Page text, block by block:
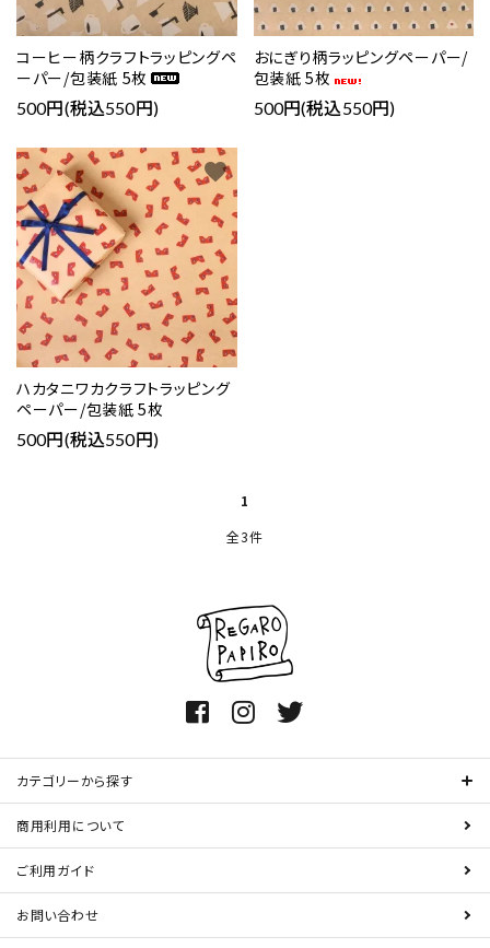
コーヒー柄クラフトラッピングペ
ーパー/包装紙 5枚
500円(税込550円)
おにぎり柄ラッピングペーパー/
包装紙 5枚
500円(税込550円)
ハカタニワカクラフトラッピング
ペーパー/包装紙 5枚
500円(税込550円)
favorite
1
全3件
キーワード
カテゴリー
検索する
カテゴリーから探す
商用利用について
ご利用ガイド
お問い合わせ